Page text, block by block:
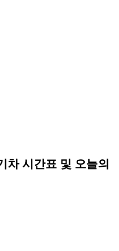
차 시간표 및 오늘의